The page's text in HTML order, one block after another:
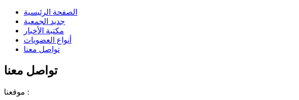
الصفحة الرئيسية
جديد الجمعية
مكتبة الأخبار
أنواع العضويات
تواصل معنا
تواصل معنا
موقعنا :